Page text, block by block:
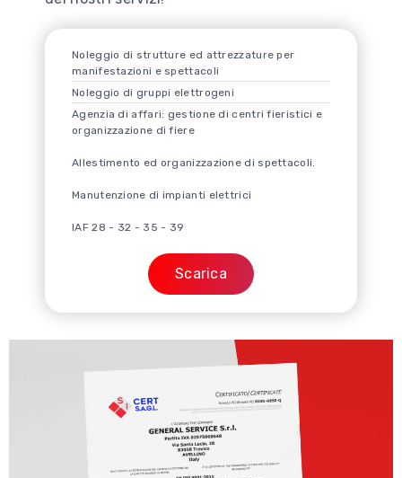
Noleggio di strutture ed attrezzature per
manifestazioni e spettacoli
Noleggio di gruppi elettrogeni
Agenzia di affari: gestione di centri fieristici e
organizzazione di fiere
Allestimento ed organizzazione di spettacoli.
Manutenzione di impianti elettrici
IAF 28 - 32 - 35 - 39
Scarica